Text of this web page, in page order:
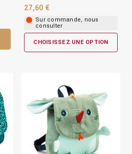
27,60 €
Sur commande, nous
consulter
CHOISISSEZ UNE OPTION